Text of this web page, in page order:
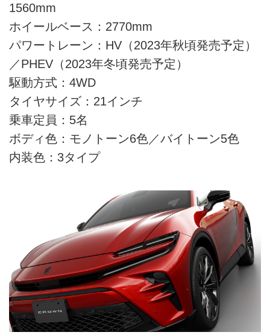
1560mm
ホイールベース：2770mm
パワートレーン：HV（2023年秋頃発売予定）
／PHEV（2023年冬頃発売予定）
駆動方式：4WD
タイヤサイズ：21インチ
乗車定員：5名
ボディ色：モノトーン6色／バイトーン5色
内装色：3タイプ